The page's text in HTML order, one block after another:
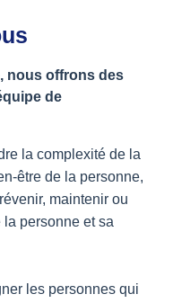
nous offrons des
de
la complexité de la
être de la personne,
maintenir ou
personne et sa
les personnes qui